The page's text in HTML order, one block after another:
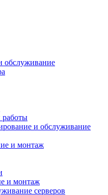
обслуживание
работы
и обслуживание
и монтаж
и монтаж
серверов